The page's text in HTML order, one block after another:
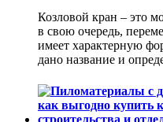
Козловой кран – это
в свою очередь,
имеет характерную
дано название и